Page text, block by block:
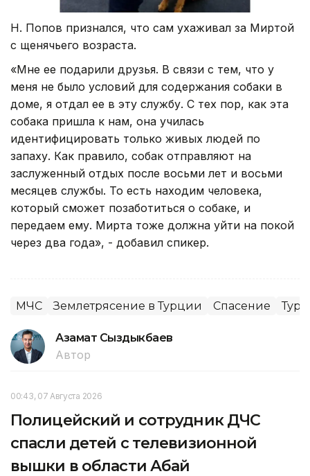
Н. Попов признался, что сам ухаживал за Миртой
с щенячьего возраста.
«Мне ее подарили друзья. В связи с тем, что у
меня не было условий для содержания собаки в
доме, я отдал ее в эту службу. С тех пор, как эта
собака пришла к нам, она училась
идентифицировать только живых людей по
запаху. Как правило, собак отправляют на
заслуженный отдых после восьми лет и восьми
месяцев службы. То есть находим человека,
который сможет позаботиться о собаке, и
передаем ему. Мирта тоже должна уйти на покой
через два года», - добавил спикер.
МЧС Землетрясение в Турции Спасение
Азамат Сыздыкбаев
Автор
00:43, 07 Августа 2026
Полицейский и сотрудник ДЧС
спасли детей с телевизионной
вышки в области Абай